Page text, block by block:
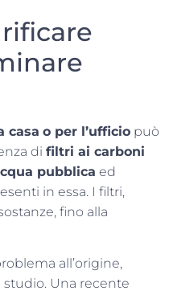
casa o per l’ufficio può
di filtri ai carboni
pubblica ed
in essa. I filtri,
fino alla
all’origine,
studio. Una recente